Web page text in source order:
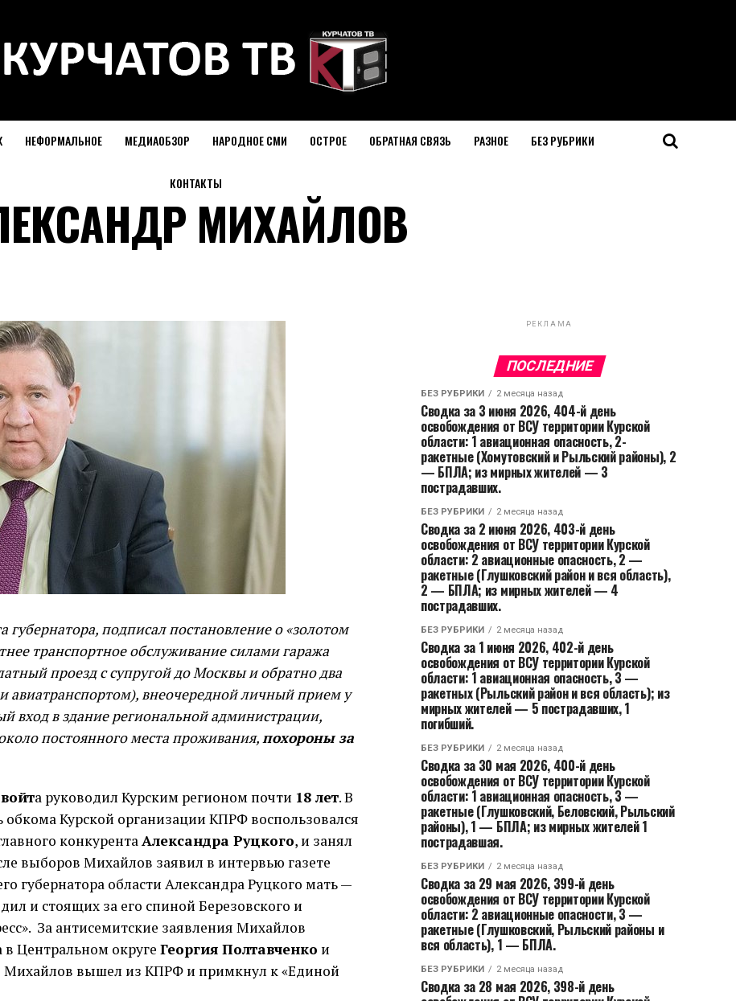
НЕФОРМАЛЬНОЕ МЕДИАОБЗОР НАРОДНОЕ СМИ ОСТРОЕ ОБРАТНАЯ СВЯЗЬ РАЗНОЕ БЕЗ РУБРИКИ
КОНТАКТЫ
МИХАЙЛОВ
губернатора, подписал постановление о «золотом
транспортное обслуживание силами гаража
проезд с супругой до Москвы и обратно два
авиатранспортом), внеочередной личный прием у
вход в здание региональной администрации,
постоянного места проживания,похороны за
а руководил Курским регионом почти 18 лет. В
обкома Курской организации КПРФ воспользовался
конкурентаАлександра Руцкого, и занял
выборов Михайлов заявил в интервью газете
губернатора области Александра Руцкого мать —
и стоящих за его спиной Березовского и
За антисемитские заявления Михайлов
Центральном округе Георгия Полтавченко и
Михайлов вышел из КПРФ и примкнул к «Единой
РЕКЛАМА
ПОСЛЕДНИЕ
БЕЗ РУБРИКИ 2 месяца назад
Сводка за 3 июня 2026, 404-й день
освобождения от ВСУ территории Курской
области: 1 авиационная опасность, 2-
ракетные (Хомутовский и Рыльский районы), 2
— БПЛА; из мирных жителей — 3
пострадавших.
БЕЗ РУБРИКИ 2 месяца назад
Сводка за 2 июня 2026, 403-й день
освобождения от ВСУ территории Курской
области: 2 авиационные опасность, 2 —
ракетные (Глушковский район и вся область),
2 — БПЛА; из мирных жителей — 4
пострадавших.
БЕЗ РУБРИКИ 2 месяца назад
Сводка за 1 июня 2026, 402-й день
освобождения от ВСУ территории Курской
области: 1 авиационная опасность, 3 —
ракетных (Рыльский район и вся область); из
мирных жителей — 5 пострадавших, 1
погибший.
БЕЗ РУБРИКИ 2 месяца назад
Сводка за 30 мая 2026, 400-й день
освобождения от ВСУ территории Курской
области: 1 авиационная опасность, 3 —
ракетные (Глушковский, Беловский, Рыльский
районы), 1 — БПЛА; из мирных жителей 1
пострадавшая.
БЕЗ РУБРИКИ 2 месяца назад
Сводка за 29 мая 2026, 399-й день
освобождения от ВСУ территории Курской
области: 2 авиационные опасности, 3 —
ракетные (Глушковский, Рыльский районы и
вся область), 1 — БПЛА.
БЕЗ РУБРИКИ 2 месяца назад
Сводка за 28 мая 2026, 398-й день